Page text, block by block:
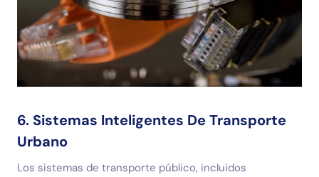
6. Sistemas Inteligentes De Transporte
Urbano
Los sistemas de transporte público, incluidos